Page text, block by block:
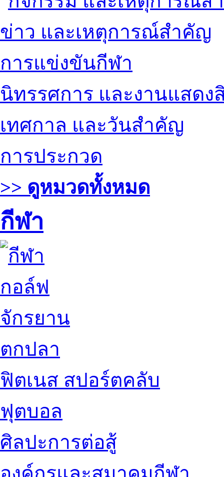
ข่าว และเหตุการณ์สำคัญ
การแข่งขันกีฬา
นิทรรศการ และงานแสดง
เทศกาล และวันสำคัญ
การประกวด
>> ดูหมวดทั้งหมด
กีฬา
กอล์ฟ
จักรยาน
ตกปลา
ฟิตเนส สปอร์ตคลับ
ฟุตบอล
ศิลปะการต่อสู้